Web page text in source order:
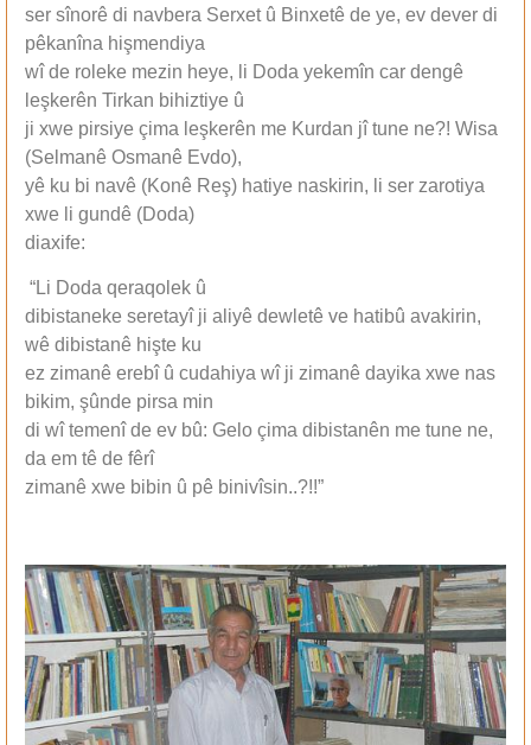
ser sînorê di navbera Serxet û Binxetê de ye, ev dever di
pêkanîna hişmendiya
wî de roleke mezin heye, li Doda yekemîn car dengê
leşkerên Tirkan bihiztiye û
ji xwe pirsiye çima leşkerên me Kurdan jî tune ne?! Wisa
(Selmanê Osmanê Evdo),
yê ku bi navê (Konê Reş) hatiye naskirin, li ser zarotiya
xwe li gundê (Doda)
diaxife:
“Li Doda qeraqolek û
dibistaneke seretayî ji aliyê dewletê ve hatibû avakirin,
wê dibistanê hişte ku
ez zimanê erebî û cudahiya wî ji zimanê dayika xwe nas
bikim, şûnde pirsa min
di wî temenî de ev bû: Gelo çima dibistanên me tune ne,
da em tê de fêrî
zimanê xwe bibin û pê binivîsin..?!!”